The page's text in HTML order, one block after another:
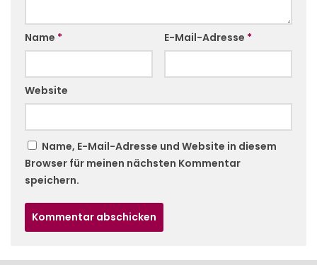
Name * E-Mail-Adresse *
Website
Name, E-Mail-Adresse und Website in diesem
Browser für meinen nächsten Kommentar
speichern.